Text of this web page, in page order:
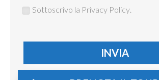
Sottoscrivo la Privacy Policy